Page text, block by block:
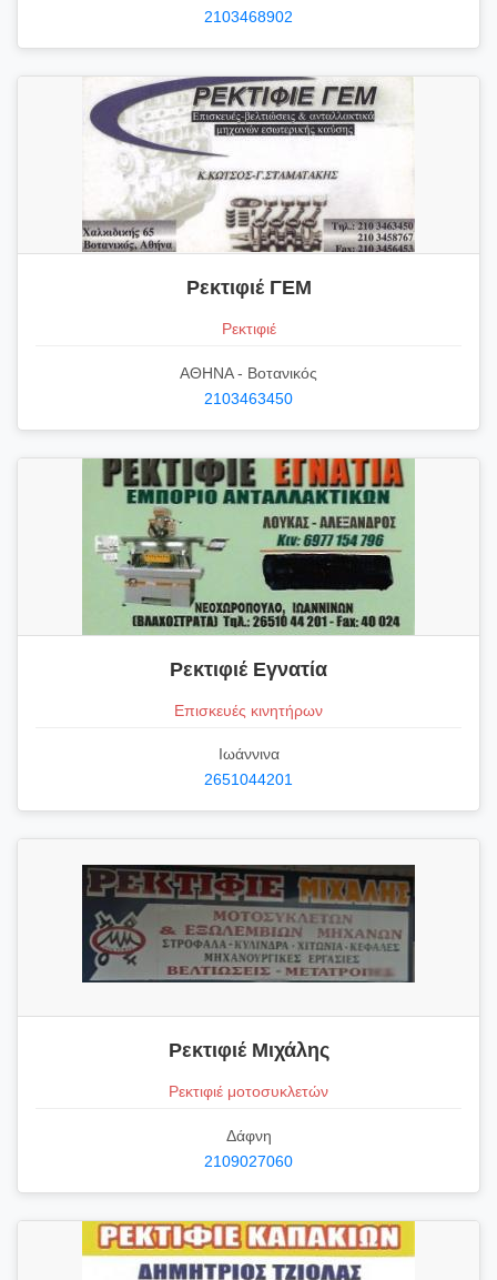
2103468902
Ρεκτιφιέ ΓΕΜ
Ρεκτιφιέ
ΑΘΗΝΑ - Βοτανικός
2103463450
Ρεκτιφιέ Εγνατία
Επισκευές κινητήρων
Ιωάννινα
2651044201
Ρεκτιφιέ Μιχάλης
Ρεκτιφιέ μοτοσυκλετών
Δάφνη
2109027060